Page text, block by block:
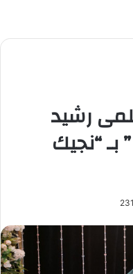
رشيد
بـ “نجيك
231